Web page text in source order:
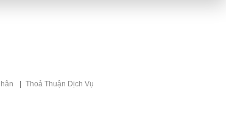
01:52
Thoả Thuận Dịch Vụ